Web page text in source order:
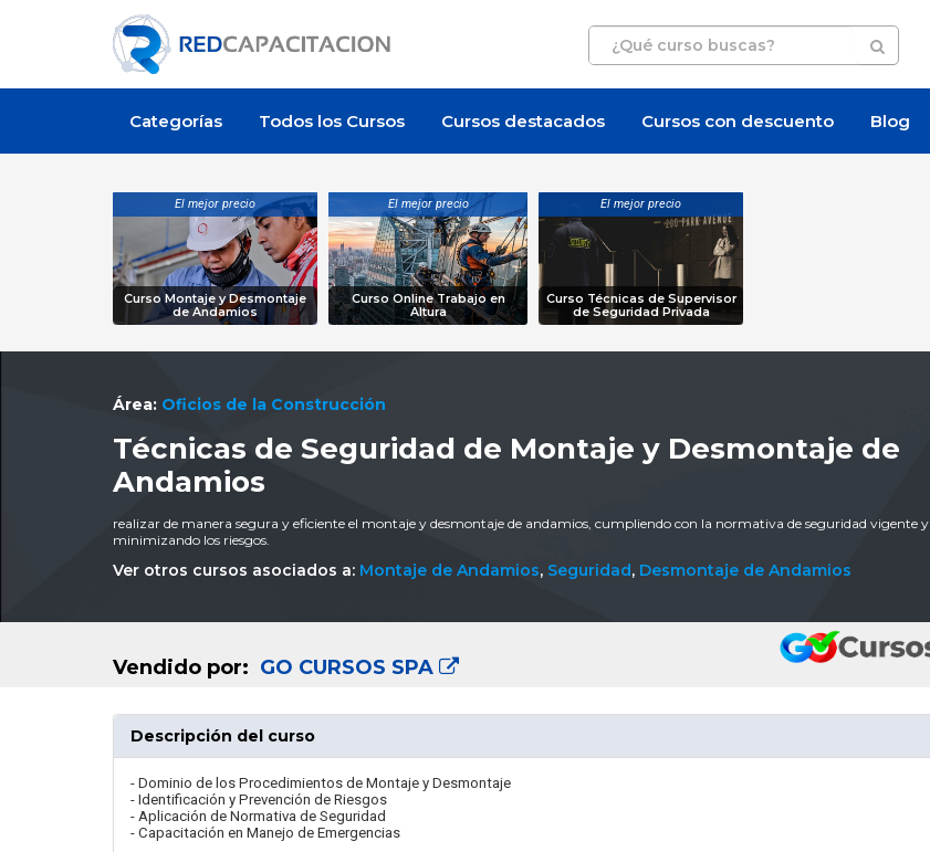
Categorías Todos los Cursos Cursos destacados Cursos con descuento Blog
El mejor precio
Curso Montaje y Desmontaje
de Andamios
El mejor precio
Curso Online Trabajo en
Altura
El mejor precio
Curso Técnicas de Supervisor
de Seguridad Privada
Área: Oficios de la Construcción
Técnicas de Seguridad de Montaje y Desmontaje de
Andamios
realizar de manera segura y eficiente el montaje y desmontaje de andamios, cumpliendo con la normativa de seguridad vigente y
minimizando los riesgos.
Ver otros cursos asociados a: Montaje de Andamios, Seguridad, Desmontaje de Andamios
Vendido por: GO CURSOS SPA
Descripción del curso
- Dominio de los Procedimientos de Montaje y Desmontaje
- Identificación y Prevención de Riesgos
- Aplicación de Normativa de Seguridad
- Capacitación en Manejo de Emergencias